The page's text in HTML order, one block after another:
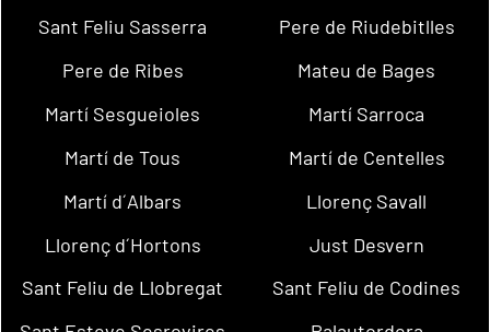
Sant Feliu Sasserra
Pere de Riudebitlles
Pere de Ribes
Mateu de Bages
Martí Sesgueioles
Martí Sarroca
Martí de Tous
Martí de Centelles
Martí d´Albars
Llorenç Savall
Llorenç d´Hortons
Just Desvern
Sant Feliu de Llobregat
Sant Feliu de Codines